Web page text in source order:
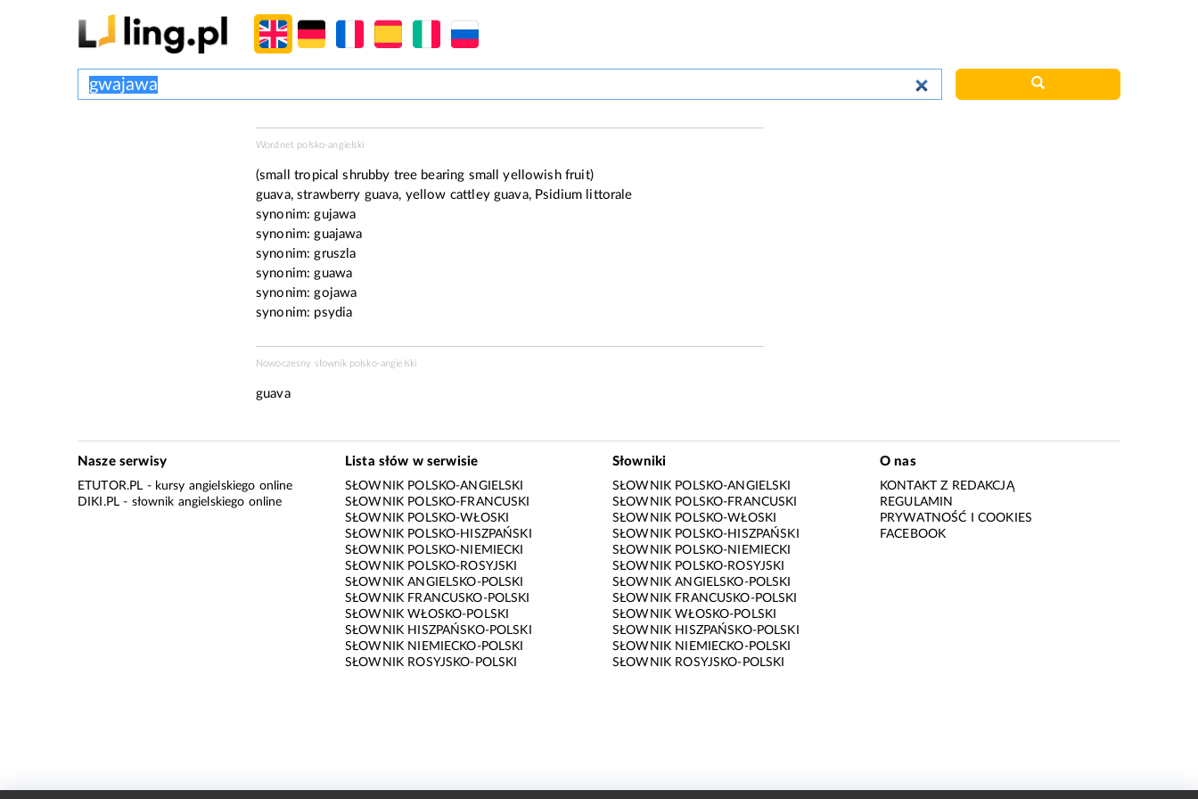
Wordnet polsko-angielski
(small tropical shrubby tree bearing small yellowish fruit)
guava, strawberry guava, yellow cattley guava, Psidium littorale
synonim:gujawa
synonim:guajawa
synonim:gruszla
synonim:guawa
synonim:gojawa
synonim: psydia
Nowoczesny słownik polsko-angielski
guava
Nasze serwisy
ETUTOR.PL - kursy angielskiego online
DIKI.PL - słownik angielskiego online
Lista słów w serwisie
SŁOWNIK POLSKO-ANGIELSKI
SŁOWNIK POLSKO-FRANCUSKI
SŁOWNIK POLSKO-WŁOSKI
SŁOWNIK POLSKO-HISZPAŃSKI
SŁOWNIK POLSKO-NIEMIECKI
SŁOWNIK POLSKO-ROSYJSKI
SŁOWNIK ANGIELSKO-POLSKI
SŁOWNIK FRANCUSKO-POLSKI
SŁOWNIK WŁOSKO-POLSKI
SŁOWNIK HISZPAŃSKO-POLSKI
SŁOWNIK NIEMIECKO-POLSKI
SŁOWNIK ROSYJSKO-POLSKI
Słowniki
SŁOWNIK POLSKO-ANGIELSKI
SŁOWNIK POLSKO-FRANCUSKI
SŁOWNIK POLSKO-WŁOSKI
SŁOWNIK POLSKO-HISZPAŃSKI
SŁOWNIK POLSKO-NIEMIECKI
SŁOWNIK POLSKO-ROSYJSKI
SŁOWNIK ANGIELSKO-POLSKI
SŁOWNIK FRANCUSKO-POLSKI
SŁOWNIK WŁOSKO-POLSKI
SŁOWNIK HISZPAŃSKO-POLSKI
SŁOWNIK NIEMIECKO-POLSKI
SŁOWNIK ROSYJSKO-POLSKI
O nas
KONTAKT Z REDAKCJĄ
REGULAMIN
PRYWATNOŚĆ I COOKIES
FACEBOOK